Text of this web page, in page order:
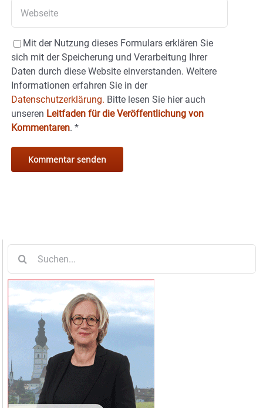
Mit der Nutzung dieses Formulars erklären Sie
sich mit der Speicherung und Verarbeitung Ihrer
Daten durch diese Website einverstanden. Weitere
Informationen erfahren Sie in der
Datenschutzerklärung. Bitte lesen Sie hier auch
unseren Leitfaden für die Veröffentlichung von
Kommentaren. *
nach: